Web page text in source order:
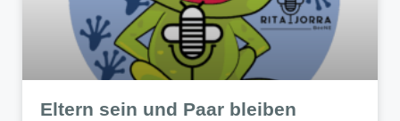
Eltern sein und Paar bleiben